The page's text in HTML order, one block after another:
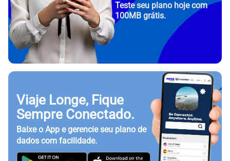
Teste seu plano hoje com
100MB grátis.
Viaje Longe, Fique
Sempre Conectado.
Baixe o App e gerencie seu plano de
dados com facilidade.